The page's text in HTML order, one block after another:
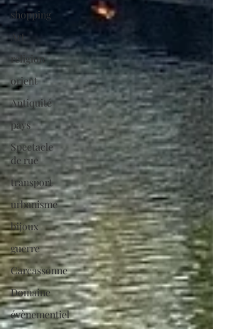
shopping
Art
religion
orient
Antiquité
pays
Spectacle
de rue
transport
urbanisme
bijoux
guerre
Carcassonne
Domaine
évènementiel